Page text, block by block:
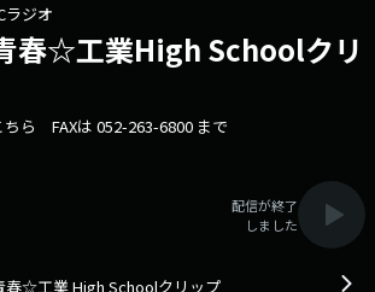
ラジオ
春☆工業High Schoolクリ
ら FAXは 052-263-6800 まで
配信が終了
しました
春☆工業 High Schoolクリップ